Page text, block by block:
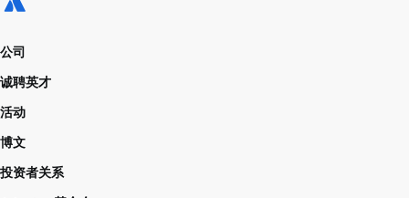
公司
诚聘英才
活动
博文
投资者关系